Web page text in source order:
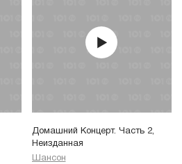
Домашний Концерт. Часть 2,
Неизданная
Шансон